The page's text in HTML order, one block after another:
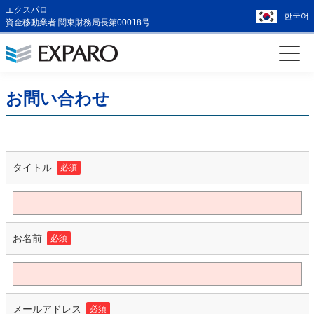
エクスパロ
資金移動業者 関東財務局長第00018号
한국어
お問い合わせ
タイトル 必須
お名前 必須
メールアドレス 必須